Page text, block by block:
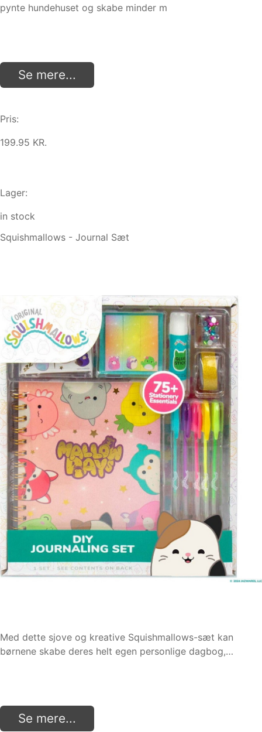
pynte hundehuset og skabe minder m
Se mere...
Pris:
199.95 KR.
Lager:
in stock
Squishmallows - Journal Sæt
Med dette sjove og kreative Squishmallows-sæt kan
børnene skabe deres helt egen personlige dagbog,…
Se mere...